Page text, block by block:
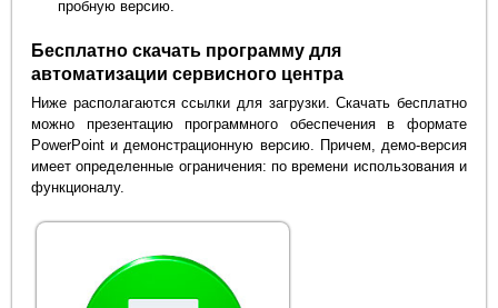
пробную версию.
Бесплатно скачать программу для
автоматизации сервисного центра
Ниже располагаются ссылки для загрузки. Скачать бесплатно
можно презентацию программного обеспечения в формате
PowerPoint и демонстрационную версию. Причем, демо-версия
имеет определенные ограничения: по времени использования и
функционалу.